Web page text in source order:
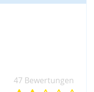
47 Bewertungen